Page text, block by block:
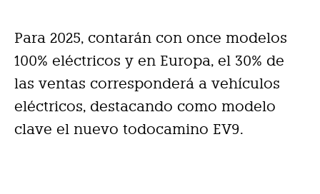
Para 2025, contarán con once modelos
100% eléctricos y en Europa, el 30% de
las ventas corresponderá a vehículos
eléctricos, destacando como modelo
clave el nuevo todocamino EV9.